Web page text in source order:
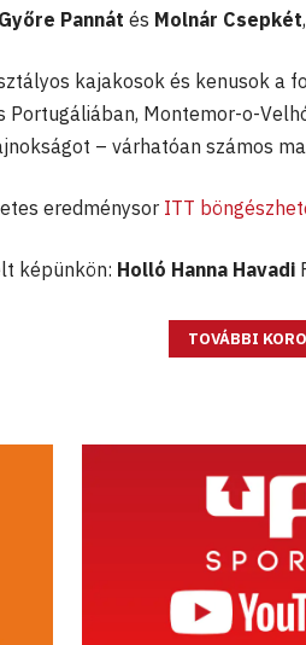
Győre Pannát és Molnár Csepkét
kajakosok és kenusok a
Portugáliában, Montemor-o-
– várhatóan számos
eredménysor ITT
képünkön: Holló Hanna Havadi
TOVÁBBI